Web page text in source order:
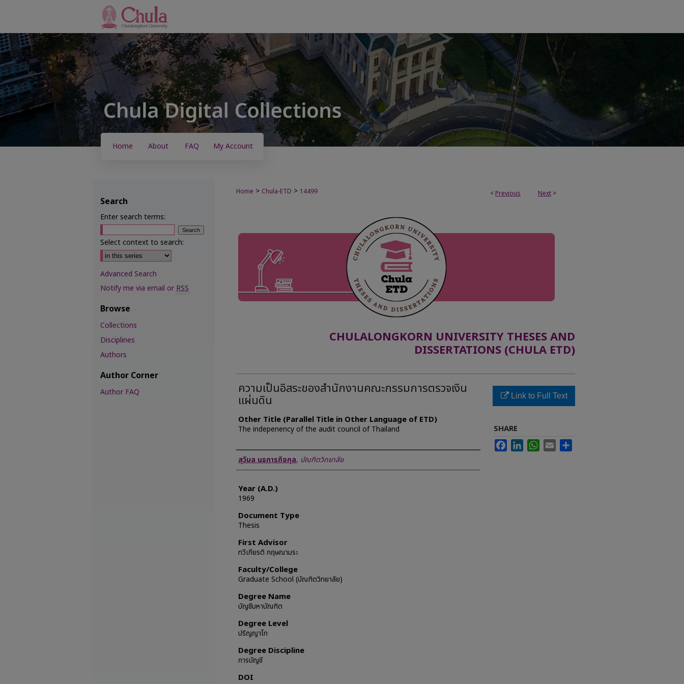
Home About FAQ My Account
< Previous Next >
Home > Chula-ETD > 14499
CHULALONGKORN UNIVERSITY THESES AND
DISSERTATIONS (CHULA ETD)
ความเป็นอิสระของสำนักงานคณะกรรมการตรวจเงิน
แผ่นดิน
Other Title (Parallel Title in Other Language of ETD)
The indepenency of the audit council of Thailand
Author
สุวิมล นธการกิจกุล, บัณฑิตวิทยาลัย
Year (A.D.)
1969
Document Type
Thesis
First Advisor
ทวีเกียรติ กฤษณามระ
Faculty/College
Graduate School (บัณฑิตวิทยาลัย)
Degree Name
บัญชีมหาบัณฑิต
Degree Level
ปริญญาโท
Degree Discipline
การบัญชี
DOI
Link to Full Text
SHARE
FacebookLinkedInWhatsApp
Email
Search
Enter search terms:
Select context to search:
Advanced Search
Notify me via email or RSS
Browse
Collections
Disciplines
Authors
Author Corner
Author FAQ